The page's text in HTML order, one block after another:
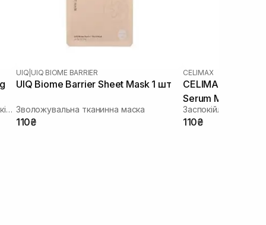
Зволожуюча тканинна маска зі заспокійливою та антивіковою дією
UIQ UIQ BIOME BARRIER
UIQ Biome Barrier Sheet Mask 1 шт
Зволожувальна тканинна маска
110₴
CELIMAX
CELIMAX The
Serum Mask 1 шт
110₴